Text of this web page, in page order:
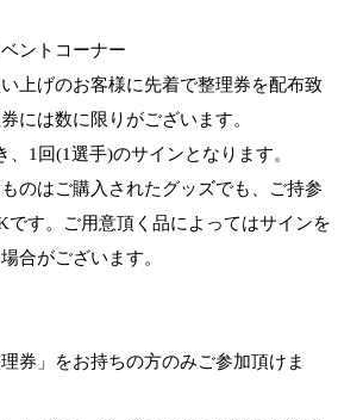
ントコーナー
上げのお客様に先着で整理券を配布致
には数に限りがございます。
、1回(1選手)のサインとなります。
のはご購入されたグッズでも、ご持参
です。ご用意頂く品によってはサインを
合がございます。
券」をお持ちの方のみご参加頂けま